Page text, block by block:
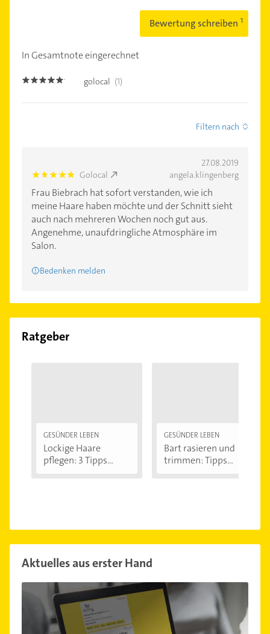
Bewertung schreiben
In Gesamtnote eingerechnet
5.0 golocal (1)
Filtern nach
27.08.2019
5.0 Golocal angela.klingenberg
Frau Biebrach hat sofort verstanden, wie ich
meine Haare haben möchte und der Schnitt sieht
auch nach mehreren Wochen noch gut aus.
Angenehme, unaufdringliche Atmosphäre im
Salon.
Bedenken melden
Ratgeber
GESÜNDER LEBEN
Lockige Haare
pflegen: 3 Tipps...
GESÜNDER LEBEN
Bart rasieren und
trimmen: Tipps...
Aktuelles aus erster Hand